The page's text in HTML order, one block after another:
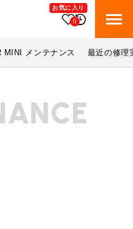
お気に入り
0
索
庫検索
由
ィア
MINI メンテナンス 最近の修理